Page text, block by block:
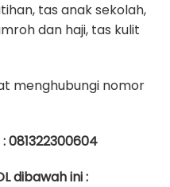
tas anak sekolah,
dan haji, tas kulit
menghubungi nomor
081322300604
dibawah ini :